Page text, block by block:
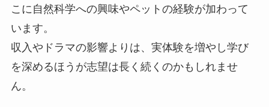
こに自然科学への興味やペットの経験が加わって
います。
収入やドラマの影響よりは、実体験を増やし学び
を深めるほうが志望は長く続くのかもしれませ
ん。